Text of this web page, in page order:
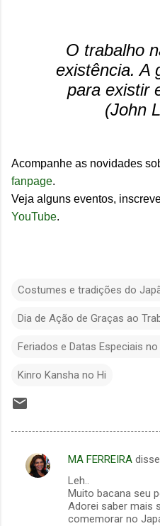
O trabalho
existência. A
para existir
(John
Acompanhe as novidades
fanpage.
Veja alguns eventos,
YouTube.
Costumes e tradições do
Dia de Ação de Graças ao
Feriados e Datas Especiais
Kinro Kansha no Hi
C
MA FERREIRA
Leh..
Muito bacana seu
Adorei saber mais
comemorar no